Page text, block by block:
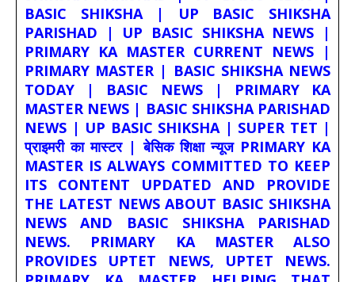
BASIC SHIKSHA | UP BASIC SHIKSHA
PARISHAD | UP BASIC SHIKSHA NEWS |
PRIMARY KA MASTER CURRENT NEWS |
PRIMARY MASTER | BASIC SHIKSHA NEWS
TODAY | BASIC NEWS | PRIMARY KA
MASTER NEWS | BASIC SHIKSHA PARISHAD
NEWS | UP BASIC SHIKSHA | SUPER TET |
प्राइमरी का मास्टर | बेसिक शिक्षा न्यूज PRIMARY KA
MASTER IS ALWAYS COMMITTED TO KEEP
ITS CONTENT UPDATED AND PROVIDE
THE LATEST NEWS ABOUT BASIC SHIKSHA
NEWS AND BASIC SHIKSHA PARISHAD
NEWS. PRIMARY KA MASTER ALSO
PROVIDES UPTET NEWS, UPTET NEWS.